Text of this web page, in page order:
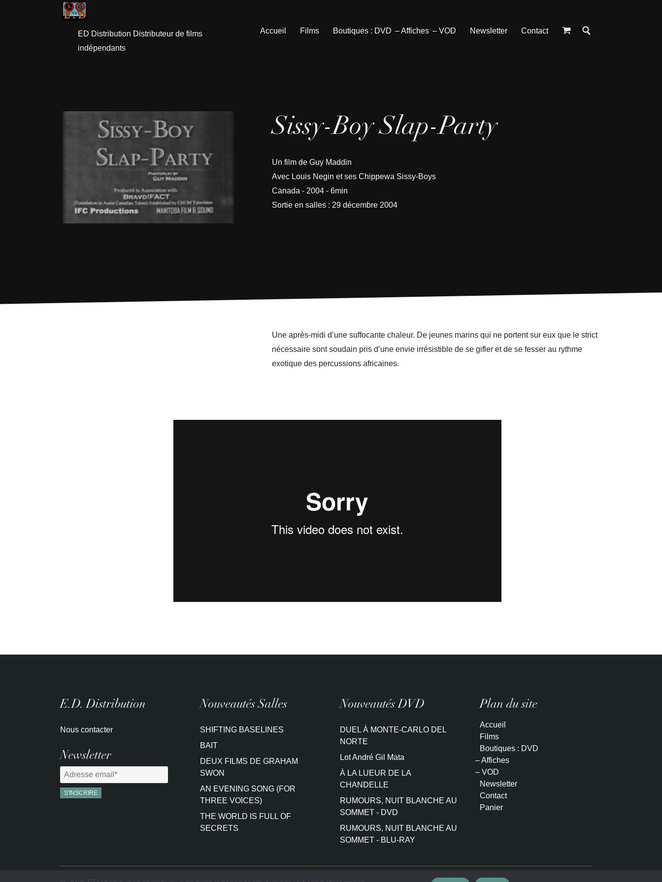
ED Distribution Distributeur de films
indépendants
Accueil Films Boutiques : DVD – Affiches – VOD Newsletter Contact
Sissy-Boy Slap-Party
Un film de Guy Maddin
Avec Louis Negin et ses Chippewa Sissy-Boys
Canada - 2004 - 6min
Sortie en salles : 29 décembre 2004
Une après-midi d’une suffocante chaleur. De jeunes marins qui ne portent sur eux que le strict
nécessaire sont soudain pris d’une envie irrésistible de se gifler et de se fesser au rythme
exotique des percussions africaines.
E.D. Distribution
Nous contacter
Newsletter
Nouveautés Salles
SHIFTING BASELINES
BAIT
DEUX FILMS DE GRAHAM
SWON
AN EVENING SONG (FOR
THREE VOICES)
THE WORLD IS FULL OF
SECRETS
Nouveautés DVD
DUEL À MONTE-CARLO DEL
NORTE
Lot André Gil Mata
À LA LUEUR DE LA
CHANDELLE
RUMOURS, NUIT BLANCHE AU
SOMMET - DVD
RUMOURS, NUIT BLANCHE AU
SOMMET - BLU-RAY
Plan du site
Accueil
Films
Boutiques : DVD
– Affiches
– VOD
Newsletter
Contact
Panier